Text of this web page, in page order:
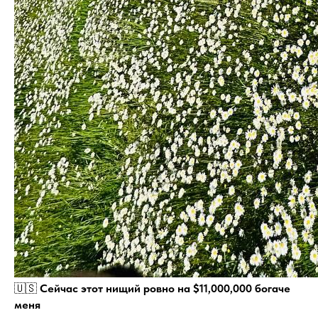
🇺🇸 Сейчас этот нищий ровно на $11,000,000 богаче
меня